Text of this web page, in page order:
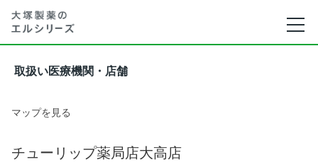
取扱い医療機関・店舗
マップを見る
チューリップ薬局店大高店